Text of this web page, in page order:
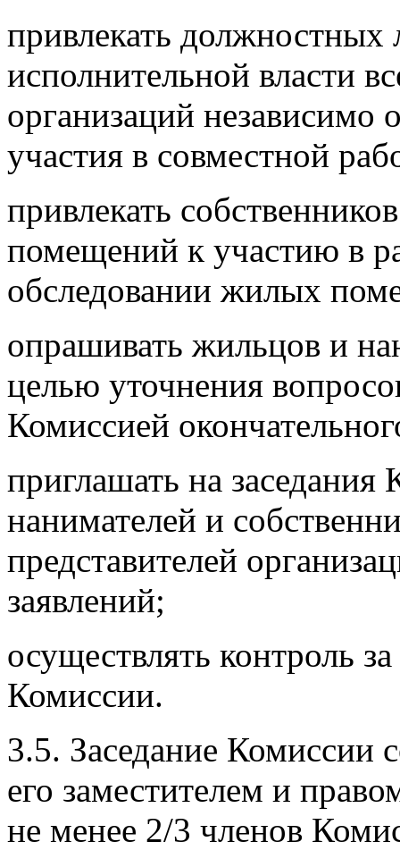
привлекать должностных
исполнительной власти
организаций независимо
участия в совместной
привлекать
помещений к участию в
обследовании жилых
опрашивать жильцов и
целью уточнения
Комиссией
приглашать на заседания
нанимателей и
представителей
заявлений;
осуществлять контроль
Комиссии.
3.5. Заседание Комиссии
его заместителем и
не менее 2/3 членов